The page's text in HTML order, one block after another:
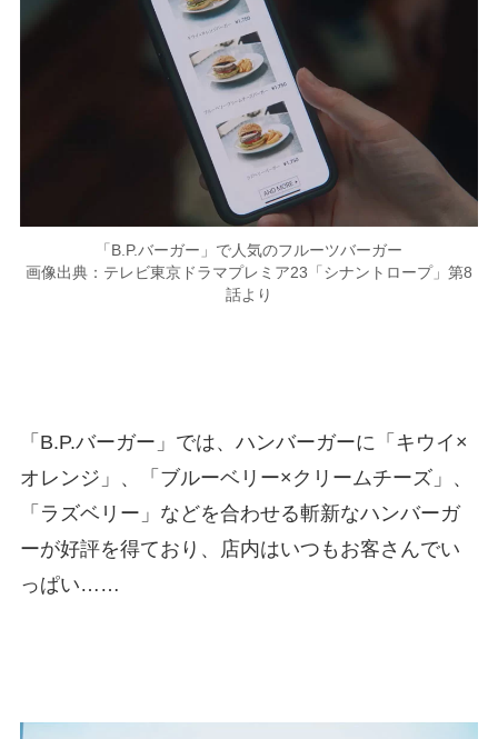
「B.P.バーガー」で人気のフルーツバーガー
画像出典：テレビ東京ドラマプレミア23「シナントロープ」第8
話より
「B.P.バーガー」では、ハンバーガーに「キウイ×
オレンジ」、「ブルーベリー×クリームチーズ」、
「ラズベリー」などを合わせる斬新なハンバーガ
ーが好評を得ており、店内はいつもお客さんでい
っぱい……